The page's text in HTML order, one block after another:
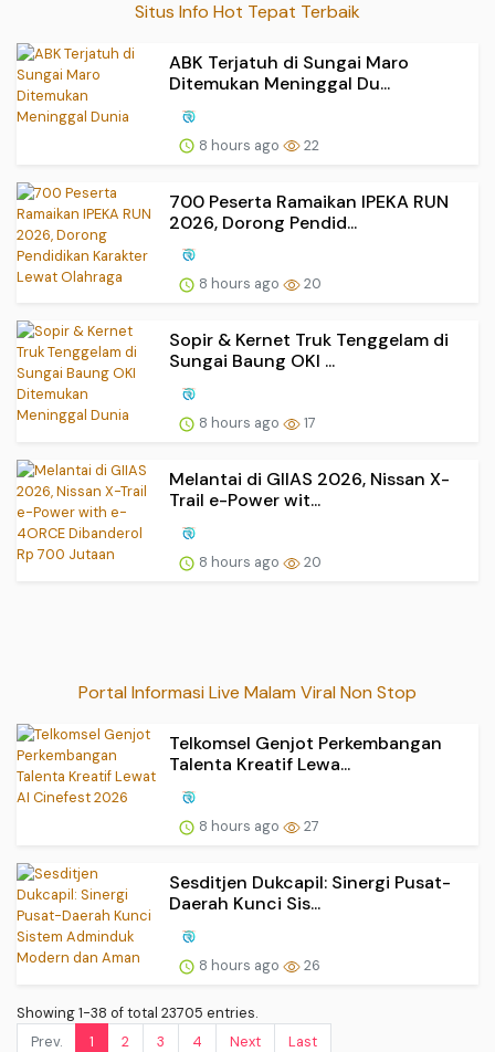
Situs Info Hot Tepat Terbaik
ABK Terjatuh di Sungai Maro
Ditemukan Meninggal Du...
8 hours ago 22
700 Peserta Ramaikan IPEKA RUN
2026, Dorong Pendid...
8 hours ago 20
Sopir & Kernet Truk Tenggelam di
Sungai Baung OKI ...
8 hours ago 17
Melantai di GIIAS 2026, Nissan X-
Trail e-Power wit...
8 hours ago 20
Portal Informasi Live Malam Viral Non Stop
Telkomsel Genjot Perkembangan
Talenta Kreatif Lewa...
8 hours ago 27
Sesditjen Dukcapil: Sinergi Pusat-
Daerah Kunci Sis...
8 hours ago 26
Showing 1-38 of total 23705 entries.
Prev.
1 2 3 4 Next Last